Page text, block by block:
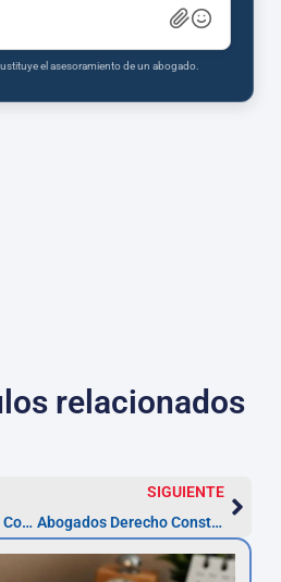
el asesoramiento de un abogado.
relacionados
Abogados de Derecho Comunitario en Terrassa — plazos clave
SIGUIENTE
Abogados Derecho Constitucional Terrassa — Plazo 30 días